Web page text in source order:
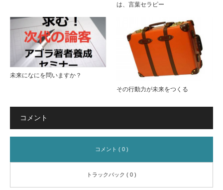
は、言葉セラピー
未来になにを問いますか？
その行動力が未来をつくる
コメント
コメント ( 0 )
トラックバック ( 0 )